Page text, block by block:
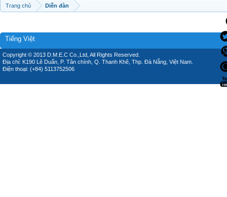
Trang chủ Diễn đàn
Tiếng Việt
Copyright © 2013 D.M.E.C Co.,Ltd, All Rights Reserved.
Địa chỉ: K190 Lê Duẩn, P. Tân chính, Q. Thanh Khê, Thp. Đà Nẵng, Việt Nam.
Điện thoại: (+84) 5113752506